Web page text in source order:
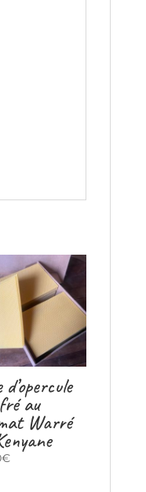
d’opercule
au
Warré
€